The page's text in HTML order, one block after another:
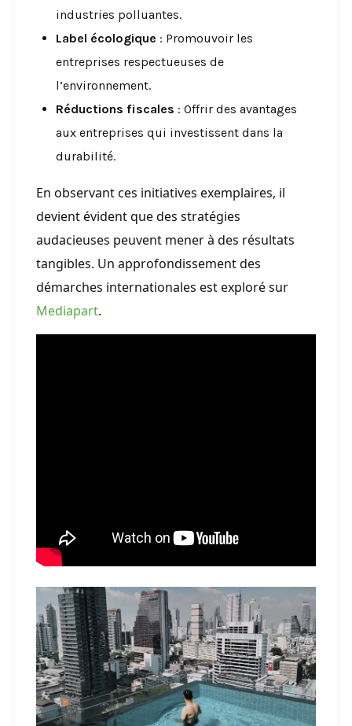
industries polluantes.
Label écologique : Promouvoir les
entreprises respectueuses de
l’environnement.
Réductions fiscales : Offrir des avantages
aux entreprises qui investissent dans la
durabilité.
En observant ces initiatives exemplaires, il
devient évident que des stratégies
audacieuses peuvent mener à des résultats
tangibles. Un approfondissement des
démarches internationales est exploré sur
Mediapart.